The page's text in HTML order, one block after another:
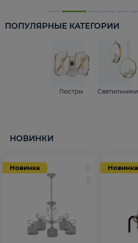
ПОПУЛЯРНЫЕ КАТЕГОРИИ
Люстры Светильники
НОВИНКИ
Новинка Новинка